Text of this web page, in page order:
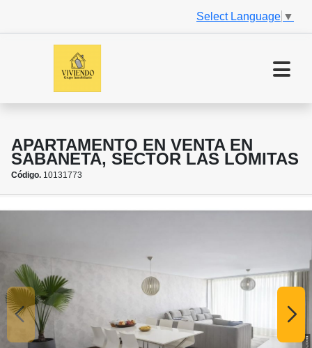
Select Language ▼
APARTAMENTO EN VENTA EN
SABANETA, SECTOR LAS LOMITAS
Código. 10131773